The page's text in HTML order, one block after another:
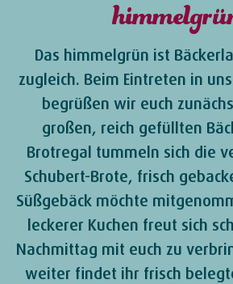
Das himmelgrün ist
zugleich. Beim Eintreten in
begrüßen wir euch
großen, reich gefüllten
Brotregal tummeln sich die
Schubert-Brote, frisch
Süßgebäck möchte
leckerer Kuchen freut sich
Nachmittag mit euch zu
weiter findet ihr frisch